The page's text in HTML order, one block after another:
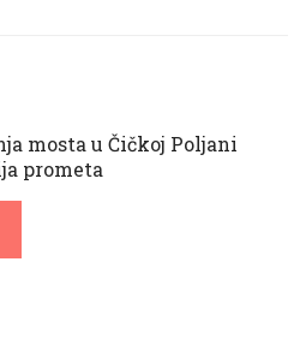
mosta u Čičkoj Poljani
prometa